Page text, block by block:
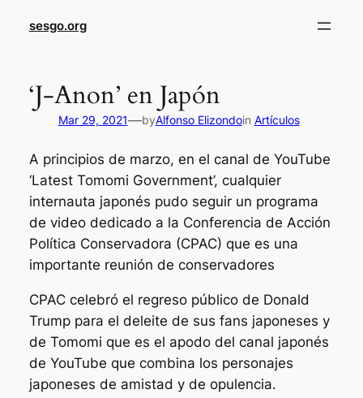
sesgo.org
‘J-Anon’ en Japón
Mar 29, 2021—byAlfonso Elizondoin Artículos
A principios de marzo, en el canal de YouTube
‘Latest Tomomi Government’, cualquier
internauta japonés pudo seguir un programa
de video dedicado a la Conferencia de Acción
Política Conservadora (CPAC) que es una
importante reunión de conservadores
CPAC celebró el regreso público de Donald
Trump para el deleite de sus fans japoneses y
de Tomomi que es el apodo del canal japonés
de YouTube que combina los personajes
japoneses de amistad y de opulencia.